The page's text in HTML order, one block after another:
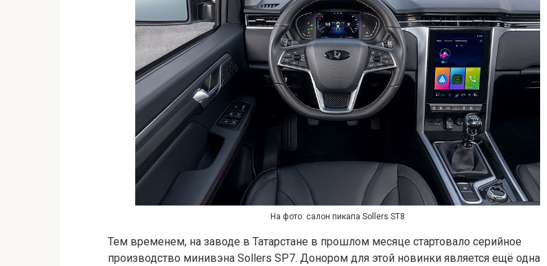
На фото: салон пикапа Sollers ST8
Тем временем, на заводе в Татарстане в прошлом месяце стартовало серийное
производство минивэна Sollers SP7. Донором для этой новинки является ещё одна